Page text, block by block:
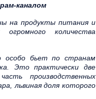
каналом
на продукты питания и
количества
особо бьет по странам
Это практически две
производственных
львиная доля которого